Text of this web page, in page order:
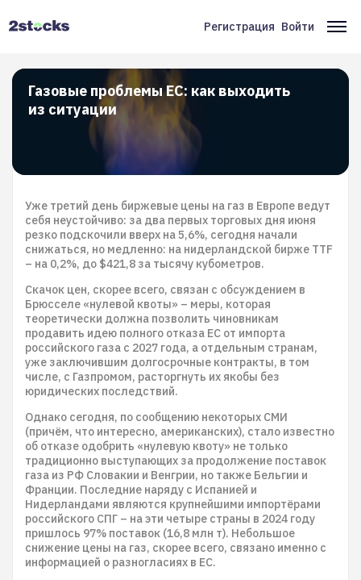
Меню
учётной
записи
Регистрация Войти
Газовые проблемы ЕС: как выходить
из ситуации
Уже третий день биржевые цены на газ в Европе ведут
себя неустойчиво: за два первых торговых дня июня
резко подскочили вверх на 5,6%, сегодня начали
снижаться, но медленно: на нидерландской бирже TTF
– на 0,2%, до $421,8 за тысячу кубометров.
Скачок цен, скорее всего, связан с обсуждением в
Брюсселе «нулевой квоты» – меры, которая
теоретически должна позволить чиновникам
продавить идею полного отказа ЕС от импорта
российского газа с 2027 года, а отдельным странам,
уже заключившим долгосрочные контракты, в том
числе, с Газпромом, расторгнуть их якобы без
юридических последствий.
Однако сегодня, по сообщению некоторых СМИ
(причём, что интересно, американских), стало известно
об отказе одобрить «нулевую квоту» не только
традиционно выступающих за продолжение поставок
газа из РФ Словакии и Венгрии, но также Бельгии и
Франции. Последние наряду с Испанией и
Нидерландами являются крупнейшими импортёрами
российского СПГ – на эти четыре страны в 2024 году
пришлось 97% поставок (16,8 млн т). Небольшое
снижение цены на газ, скорее всего, связано именно с
информацией о разногласиях в ЕС.